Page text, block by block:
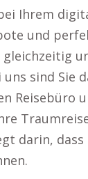
Ihrem
und
uns sind Sie
Reisebüro
darin,